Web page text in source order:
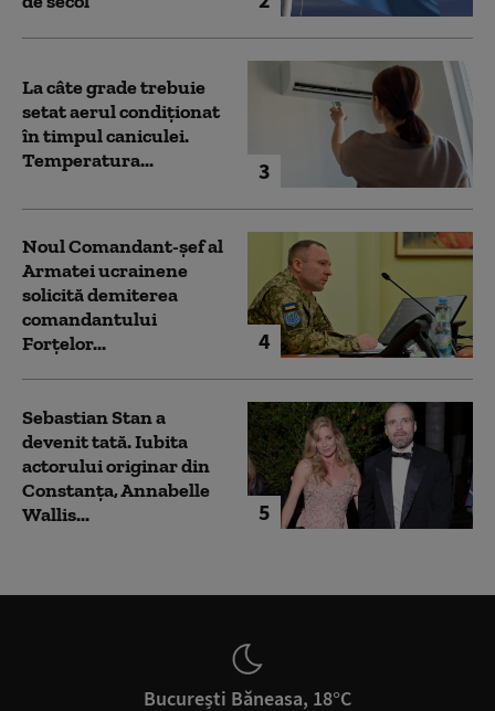
3
La câte grade trebuie
setat aerul condiționat
în timpul caniculei.
Temperatura...
4
Noul Comandant-șef al
Armatei ucrainene
solicită demiterea
comandantului
Forțelor...
5
Sebastian Stan a
devenit tată. Iubita
actorului originar din
Constanța, Annabelle
Wallis...
București Băneasa, 18°C